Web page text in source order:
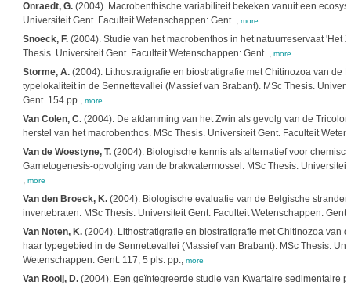
Onraedt, G.(2004). Macrobenthische variabiliteit bekeken vanuit een
Universiteit Gent. Faculteit Wetenschappen: Gent. , more
Snoeck, F.(2004). Studie van het macrobenthos in het natuurreservaat 'Het
Thesis. Universiteit Gent. Faculteit Wetenschappen: Gent. , more
Storme, A.(2004). Lithostratigrafie en biostratigrafie met Chitinozoa van de
typelokaliteit in de Sennettevallei (Massief van Brabant). MSc Thesis.
Gent. 154 pp., more
Van Colen, C.(2004). De afdamming van het Zwin als gevolg van de
herstel van het macrobenthos. MSc Thesis. Universiteit Gent. Faculteit
Van de Woestyne, T.(2004). Biologische kennis als alternatief voor
Gametogenesis-opvolging van de brakwatermossel. MSc Thesis.
, more
Van den Broeck, K.(2004). Biologische evaluatie van de Belgische
invertebraten. MSc Thesis. Universiteit Gent. Faculteit Wetenschappen:
Van Noten, K.(2004). Lithostratigrafie en biostratigrafie met Chitinozoa van
haar typegebied in de Sennettevallei (Massief van Brabant). MSc Thesis.
Wetenschappen: Gent. 117, 5 pls. pp., more
Van Rooij, D.(2004). Een geïntegreerde studie van Kwartaire sedimentaire